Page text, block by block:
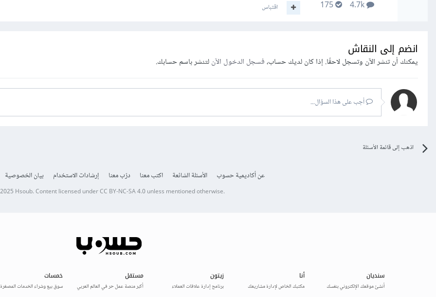
4.7k
175 اقتباس
انضم إلى النقاش
يمكنك أن تنشر الآن وتسجل لاحقًا. إذا كان لديك حساب،فسجل الدخول الآنلتنشر باسم حسابك.
أجب على هذا السؤال...
اذهب إلى قائمة الأسئلة
عن أكاديمية حسوب الأسئلة الشائعة اكتب معنا درّب معنا إرشادات الاستخدام بيان الخصوصية
Hsoub.Content licensed underCC BY-NC-SA 4.0unless mentioned otherwise.